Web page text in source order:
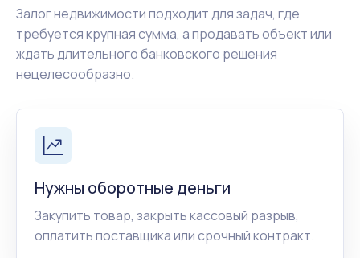
Залог недвижимости подходит для задач, где
требуется крупная сумма, а продавать объект или
ждать длительного банковского решения
нецелесообразно.
Нужны оборотные деньги
Закупить товар, закрыть кассовый разрыв,
оплатить поставщика или срочный контракт.